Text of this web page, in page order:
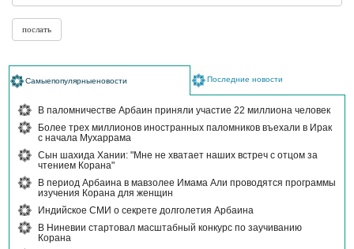
Самыепопулярныеновости Последние новости
В паломничестве Арбаин приняли участие 22 миллиона человек
Более трех миллионов иностранных паломников въехали в Ирак
с начала Мухаррама
Сын шахида Хании: "Мне не хватает наших встреч с отцом за
чтением Корана"
В период Арбаина в мавзолее Имама Али проводятся программы
изучения Корана для женщин
Индийское СМИ о секрете долголетия Арбаина
В Ниневии стартовал масштабный конкурс по заучиванию
Корана